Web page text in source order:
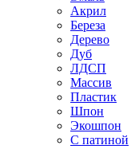
Акрил
Береза
Дерево
Дуб
ЛДСП
Массив
Пластик
Шпон
Экошпон
С патиной